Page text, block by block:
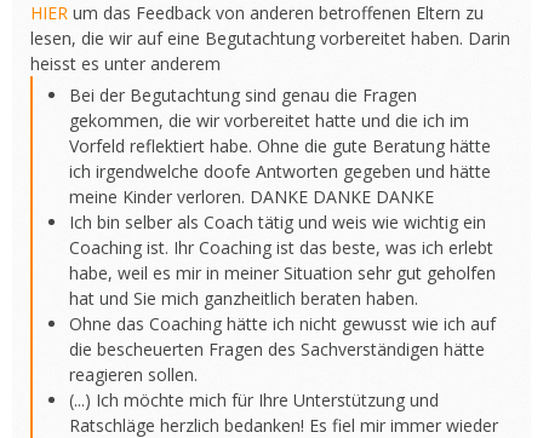
HIER um das Feedback von anderen betroffenen Eltern zu
lesen, die wir auf eine Begutachtung vorbereitet haben. Darin
heisst es unter anderem
Bei der Begutachtung sind genau die Fragen
gekommen, die wir vorbereitet hatte und die ich im
Vorfeld reflektiert habe. Ohne die gute Beratung hätte
ich irgendwelche doofe Antworten gegeben und hätte
meine Kinder verloren. DANKE DANKE DANKE
Ich bin selber als Coach tätig und weis wie wichtig ein
Coaching ist. Ihr Coaching ist das beste, was ich erlebt
habe, weil es mir in meiner Situation sehr gut geholfen
hat und Sie mich ganzheitlich beraten haben.
Ohne das Coaching hätte ich nicht gewusst wie ich auf
die bescheuerten Fragen des Sachverständigen hätte
reagieren sollen.
(...) Ich möchte mich für Ihre Unterstützung und
Ratschläge herzlich bedanken! Es fiel mir immer wieder